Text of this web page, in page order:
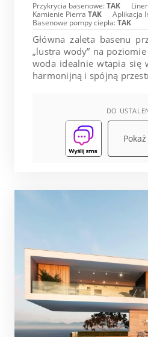
Przykrycia basenowe:TAK
Kamienie Pierra TAK Aplikacja
Basenowe pompy ciepła:TAK
Główna zaleta basenu
„lustra wody” na
woda idealnie wtapia się
harmonijną i spójną
DO
Pokaż